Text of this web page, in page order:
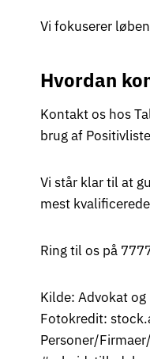
Vi fokuserer
Hvordan
Kontakt os hos
brug af
Vi står klar til at
mest
Ring til os på
Kilde: Advokat og
Fotokredit:
Personer/